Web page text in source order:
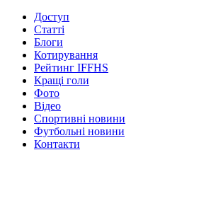
Доступ
Статті
Блоги
Котирування
Рейтинг IFFHS
Кращі голи
Фото
Відео
Спортивні новини
Футбольні новини
Контакти